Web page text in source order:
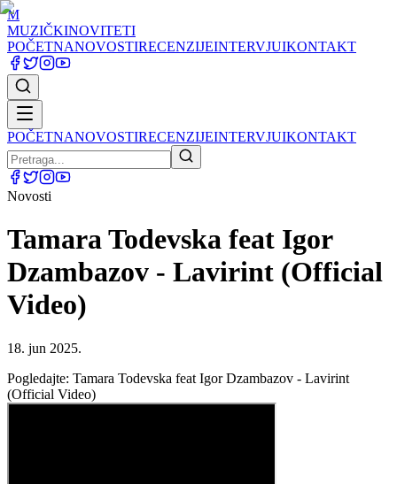
M
MUZIČKINOVITETI
POČETNANOVOSTIRECENZIJEINTERVJUIKONTAKT
POČETNANOVOSTIRECENZIJEINTERVJUIKONTAKT
Novosti
Tamara Todevska feat Igor
Dzambazov - Lavirint (Official
Video)
18. jun 2025.
Pogledajte: Tamara Todevska feat Igor Dzambazov - Lavirint
(Official Video)